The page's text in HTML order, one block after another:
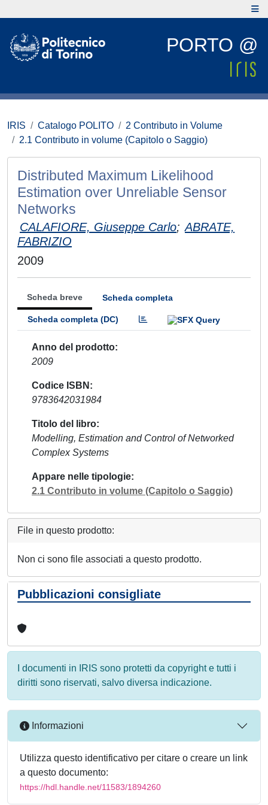
PORTO @
IRIS Catalogo POLITO
2 Contributo in Volume
2.1 Contributo in volume (Capitolo o Saggio)
Distributed Maximum Likelihood
Estimation over Unreliable Sensor
Networks
CALAFIORE, Giuseppe Carlo; ABRATE,
FABRIZIO
2009
Scheda breve Scheda completa
Scheda completa (DC)
Anno del prodotto
2009
Codice ISBN
9783642031984
Titolo del libro
Modelling, Estimation and Control of Networked
Complex Systems
Appare nelle tipologie
2.1 Contributo in volume (Capitolo o Saggio)
File in questo prodotto:
Non ci sono file associati a questo prodotto.
Pubblicazioni consigliate
I documenti in IRIS sono protetti da copyright e tutti i
diritti sono riservati, salvo diversa indicazione.
Informazioni
Utilizza questo identificativo per citare o creare un link
a questo documento:
https://hdl.handle.net/11583/1894260